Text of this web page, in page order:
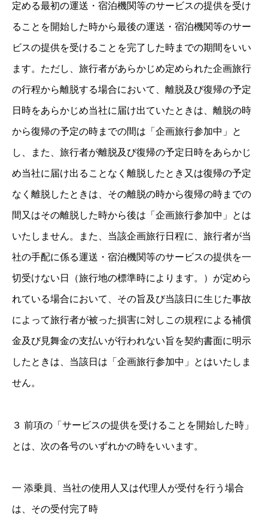
定める最初の運送・宿泊機関等のサービスの提供を受け
ることを開始した時から最後の運送・宿泊機関等のサー
ビスの提供を受けることを完了した時までの期間をいい
ます。ただし、旅行者があらかじめ定められた企画旅行
の行程から離脱する場合において、離脱及び復帰の予定
日時をあらかじめ当社に届け出ていたときは、離脱の時
から復帰の予定の時までの間は「企画旅行参加中」と
し、また、旅行者が離脱及び復帰の予定日時をあらかじ
め当社に届け出ることなく離脱したとき又は復帰の予定
なく離脱したときは、その離脱の時から復帰の時までの
間又はその離脱した時から後は「企画旅行参加中」とは
いたしません。また、当該企画旅行日程に、旅行者が当
社の手配に係る運送・宿泊機関等のサービスの提供を一
切受けない日（旅行地の標準時によります。）が定めら
れている場合において、その旨及び当該日に生じた事故
によって旅行者が被った損害に対しこの規程による補償
金及び見舞金の支払いが行われない旨を契約書面に明示
したときは、当該日は「企画旅行参加中」とはいたしま
せん。
３ 前項の「サービスの提供を受けることを開始した時」
とは、次の各号のいずれかの時をいいます。
一 添乗員、当社の使用人又は代理人が受付を行う場合
は、その受付完了時